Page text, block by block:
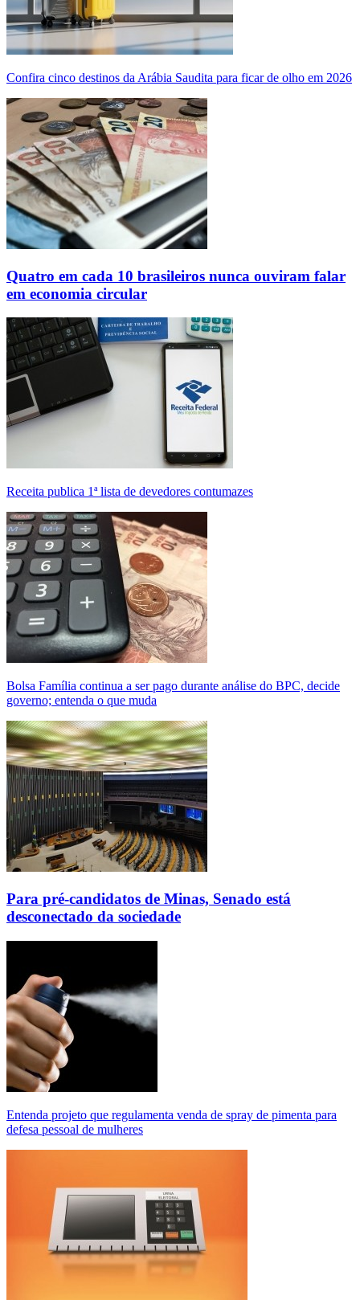
Confira cinco destinos da Arábia Saudita para ficar de olho em 2026
Quatro em cada 10 brasileiros nunca ouviram falar
em economia circular
Receita publica 1ª lista de devedores contumazes
Bolsa Família continua a ser pago durante análise do BPC, decide
governo; entenda o que muda
Para pré-candidatos de Minas, Senado está
desconectado da sociedade
Entenda projeto que regulamenta venda de spray de pimenta para
defesa pessoal de mulheres